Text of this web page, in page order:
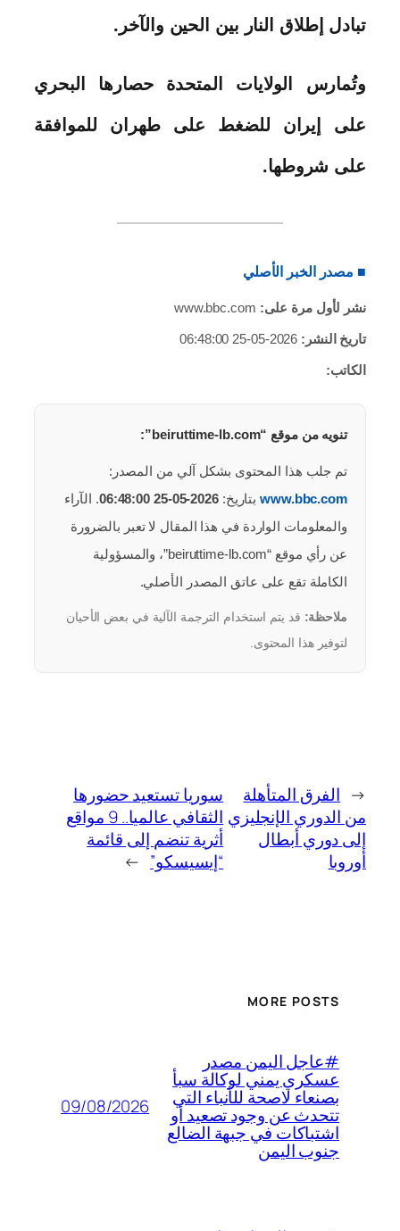
تبادل إطلاق النار بين الحين والآخر.
وتُمارس الولايات المتحدة حصارها البحري
على إيران للضغط على طهران للموافقة
على شروطها.
■ مصدر الخبر الأصلي
نشر لأول مرة على: www.bbc.com
تاريخ النشر: 2026-05-25 06:48:00
الكاتب:
تنويه من موقع “beiruttime-lb.com”:
تم جلب هذا المحتوى بشكل آلي من المصدر:
www.bbc.comبتاريخ:2026-05-25 06:48:00
. الآراء
والمعلومات الواردة في هذا المقال لا تعبر بالضرورة
عن رأي موقع “beiruttime-lb.com”، والمسؤولية
الكاملة تقع على عاتق المصدر الأصلي.
ملاحظة: قد يتم استخدام الترجمة الآلية في بعض الأحيان
لتوفير هذا المحتوى.
← الفرق المتأهلة
من الدوري الإنجليزي
إلى دوري أبطال
أوروبا
سوريا تستعيد حضورها
الثقافي عالميا.. 9 مواقع
أثرية تنضم إلى قائمة
“إيسيسكو” →
MORE POSTS
#عاجل اليمن مصدر
عسكري يمني لوكالة سبأ
بصنعاء لاصحة للأنباء التي
تتحدث عن وجود تصعيد أو
اشتباكات في جبهة الضالع
جنوب اليمن
09/08/2026